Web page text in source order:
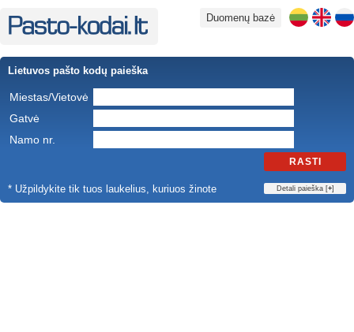
Duomenų bazė
Lietuvos pašto kodų paieška
Miestas/Vietovė
Gatvė
Namo nr.
RASTI
* Užpildykite tik tuos laukelius, kuriuos žinote Detali paieška [+]